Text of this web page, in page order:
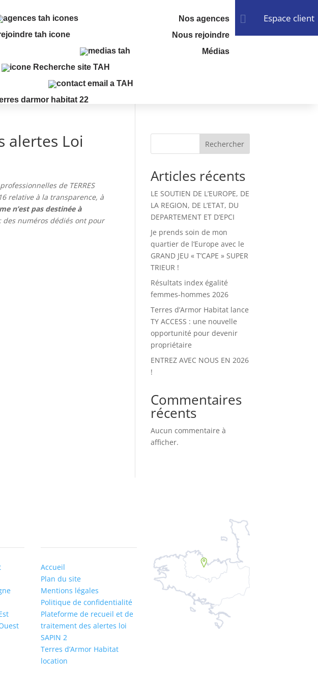
Nos agences
Nous rejoindre
Médias
 Espace client
alertes Loi
de TERRES
relative à la transparence, à
n’est pas destinée à
des numéros dédiés ont pour
Rechercher
Articles récents
LE SOUTIEN DE L’EUROPE, DE
LA REGION, DE L’ETAT, DU
DEPARTEMENT ET D’EPCI
Je prends soin de mon
quartier de l’Europe avec le
GRAND JEU « T’CAPE » SUPER
TRIEUR !
Résultats index égalité
femmes-hommes 2026
Terres d’Armor Habitat lance
TY ACCESS : une nouvelle
opportunité pour devenir
propriétaire
ENTREZ AVEC NOUS EN 2026
!
Commentaires
récents
Aucun commentaire à
afficher.
Accueil
Plan du site
Mentions légales
Politique de confidentialité
Plateforme de recueil et de
traitement des alertes loi
SAPIN 2
Terres d’Armor Habitat
location